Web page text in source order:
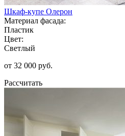
Шкаф-купе Олерон
Материал фасада:
Пластик
Цвет:
Светлый
от 32 000 руб.
Рассчитать